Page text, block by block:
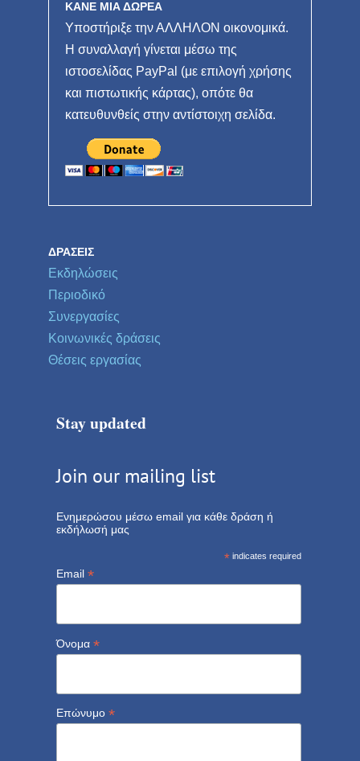
ΚΑΝΕ ΜΙΑ ΔΩΡΕΑ
Υποστήριξε την ΑΛΛΗΛΟΝ οικονομικά.
Η συναλλαγή γίνεται μέσω της
ιστοσελίδας PayPal (με επιλογή χρήσης
και πιστωτικής κάρτας), οπότε θα
κατευθυνθείς στην αντίστοιχη σελίδα.
ΔΡΆΣΕΙΣ
Εκδηλώσεις
Περιοδικό
Συνεργασίες
Κοινωνικές δράσεις
Θέσεις εργασίας
Stay updated
Join our mailing list
Ενημερώσου μέσω email για κάθε δράση ή
εκδήλωσή μας
* indicates required
Email *
Όνομα *
Επώνυμο *